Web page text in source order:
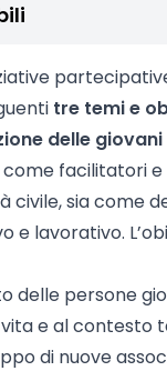
tre temi e
delle
come facilitatori
civile, sia come
e lavorativo.
delle persone
vita e al
di nuove